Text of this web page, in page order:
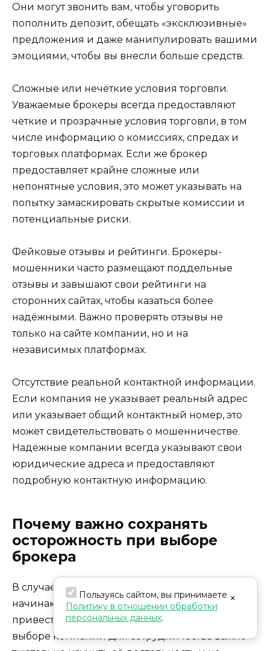
Они могут звонить вам, чтобы уговорить
пополнить депозит, обещать «эксклюзивные»
предложения и даже манипулировать вашими
эмоциями, чтобы вы внесли больше средств.
Сложные или нечёткие условия торговли.
Уважаемые брокеры всегда предоставляют
чёткие и прозрачные условия торговли, в том
числе информацию о комиссиях, спредах и
торговых платформах. Если же брокер
предоставляет крайне сложные или
непонятные условия, это может указывать на
попытку замаскировать скрытые комиссии и
потенциальные риски.
Фейковые отзывы и рейтинги. Брокеры-
мошенники часто размещают поддельные
отзывы и завышают свои рейтинги на
сторонних сайтах, чтобы казаться более
надёжными. Важно проверять отзывы не
только на сайте компании, но и на
независимых платформах.
Отсутствие реальной контактной информации.
Если компания не указывает реальный адрес
или указывает общий контактный номер, это
может свидетельствовать о мошенничестве.
Надёжные компании всегда указывают свои
юридические адреса и предоставляют
подробную контактную информацию.
Почему важно сохранять
осторожность при выборе
брокера
В случае потери средств многие клиенты
начинают спешно искать помощь, что может
привести к новым ошибкам. Однако при
выборе компании для сотрудничества важно
×
Пользуясь сайтом, вы принимаете
Политику в отношении обработки
персональных данных.